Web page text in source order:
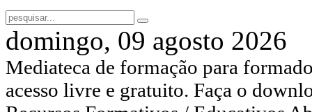
domingo, 09 agosto 2026
Mediateca de formação para
acesso livre e gratuito. Faça o